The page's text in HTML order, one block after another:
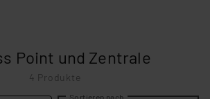
Point und Zentrale
4 Produkte